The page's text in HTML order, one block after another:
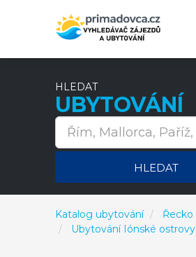
HLEDAT
UBYTOVÁNÍ
HLEDAT
Katalog ubytování
Řecko
Ubytování Iónské ostrovy